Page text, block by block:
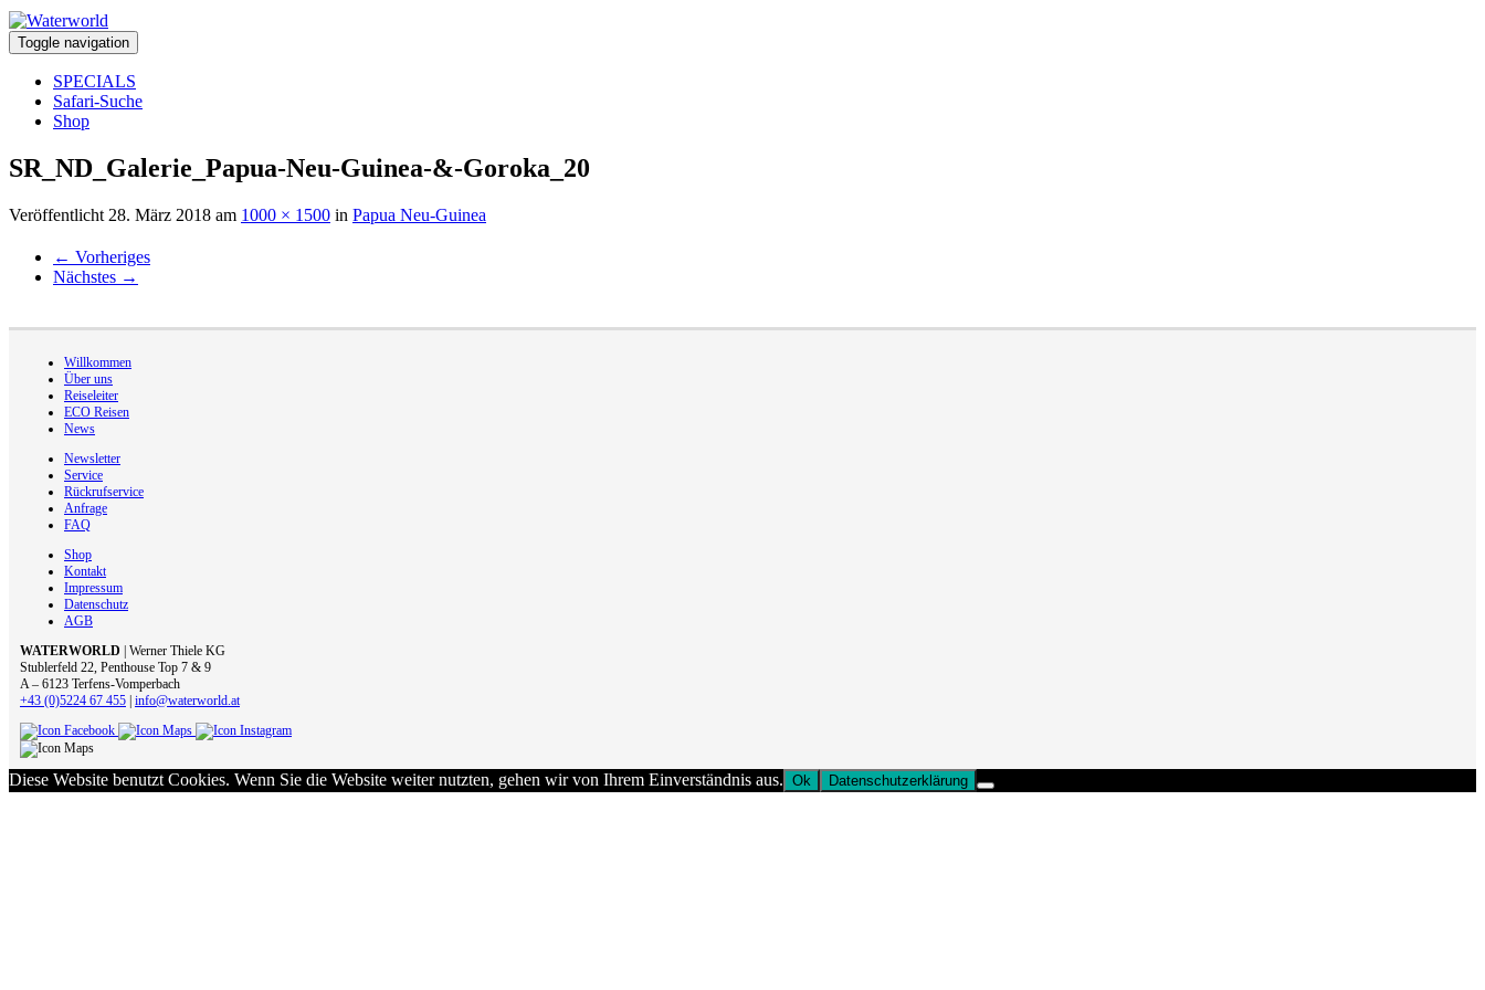
Toggle navigation
SPECIALS
Safari-Suche
Shop
SR_ND_Galerie_Papua-Neu-Guinea-&-Goroka_20
Veröffentlicht 28. März 2018 am 1000 × 1500 in Papua Neu-Guinea
← Vorheriges
Nächstes →
Willkommen
Über uns
Reiseleiter
ECO Reisen
News
Newsletter
Service
Rückrufservice
Anfrage
FAQ
Shop
Kontakt
Impressum
Datenschutz
AGB
WATERWORLD | Werner Thiele KG
Stublerfeld 22, Penthouse Top 7 & 9
A – 6123 Terfens-Vomperbach
+43 (0)5224 67 455 info@waterworld.at
Diese Website benutzt Cookies. Wenn Sie die Website weiter nutzten, gehen wir von Ihrem Einverständnis aus. Ok Datenschutzerklärung